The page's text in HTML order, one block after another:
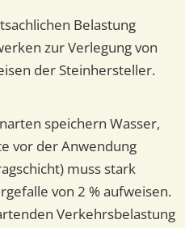
Belastung
zur Verlegung von
der Steinhersteller.
speichern Wasser,
vor der Anwendung
muss stark
von 2 % aufweisen.
Verkehrsbelastung